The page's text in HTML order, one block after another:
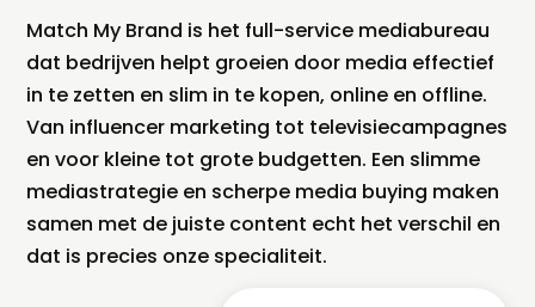
Match My Brand is het full-service mediabureau
dat bedrijven helpt groeien door media effectief
in te zetten en slim in te kopen, online en offline.
Van influencer marketing tot televisiecampagnes
en voor kleine tot grote budgetten. Een slimme
mediastrategie en scherpe media buying maken
samen met de juiste content echt het verschil en
dat is precies onze specialiteit.